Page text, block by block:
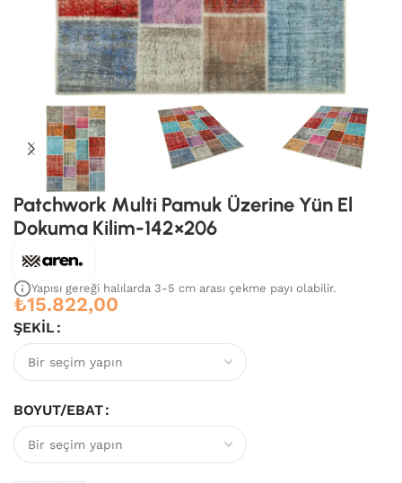
Patchwork Multi Pamuk Üzerine Yün El
Dokuma Kilim-142×206
Yapısı gereği halılarda 3-5 cm arası çekme payı olabilir.
₺15.822,00
ŞEKIL
BOYUT/EBAT